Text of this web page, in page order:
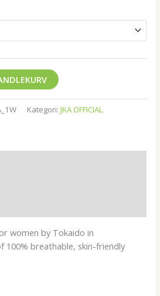
Kategori:JKA OFFICIAL
women by Tokaido in
100% breathable, skin-friendly